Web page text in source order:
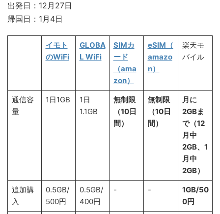
出発日：12月27日
帰国日：1月4日
イモト
のWiFi
GLOBA
L WiFi
SIMカ
ード
（ama
zon）
eSIM（
amazo
n）
楽天モ
バイル
通信容
量
1日1GB
1日
1.1GB
無制限
（10日
間）
無制限
（10日
間）
月に
2GBま
で（12
月中
2GB、1
月中
2GB）
追加購
入
0.5GB/
500円
0.5GB/
400円
- -
1GB/50
0円